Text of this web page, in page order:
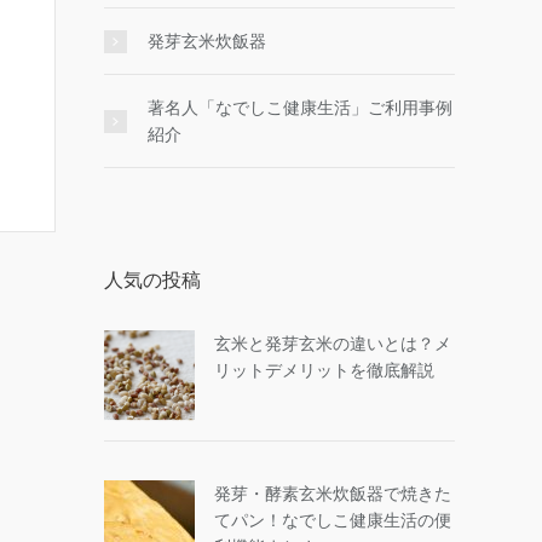
発芽玄米炊飯器
著名人「なでしこ健康生活」ご利用事例
紹介
人気の投稿
玄米と発芽玄米の違いとは？メ
リットデメリットを徹底解説
発芽・酵素玄米炊飯器で焼きた
てパン！なでしこ健康生活の便